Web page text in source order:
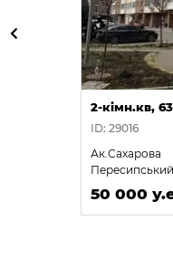
2-кімн.кв,
ID: 29016
Ак.Сахарова
50 000